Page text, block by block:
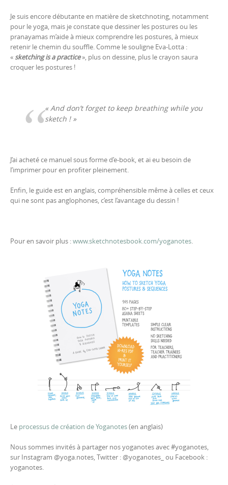
Je suis encore débutante en matière de sketchnoting, notamment
pour le yoga, mais je constate que dessiner les postures ou les
pranayamas m’aide à mieux comprendre les postures, à mieux
retenir le chemin du souffle. Comme le souligne Eva-Lotta :
« sketching is a practice», plus on dessine, plus le crayon saura
croquer les postures !
«And don’t forget to keep breathing while you
sketch ! »
J’ai acheté ce manuel sous forme d’e-book, et ai eu besoin de
l’imprimer pour en profiter pleinement.
Enfin, le guide est en anglais, compréhensible même à celles et ceux
qui ne sont pas anglophones, c’est l’avantage du dessin !
Pour en savoir plus :www.sketchnotesbook.com/yoganotes.
Le processus de création de Yoganotes(en anglais)
Nous sommes invités à partager nos yoganotes avec #yoganotes,
sur Instagram @yoga.notes, Twitter : @yoganotes_ ou Facebook :
yoganotes.